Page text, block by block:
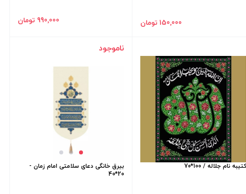
150٬000 تومان 990٬000 تومان
کتیبه نام جلاله / 100*70
ناموجود
بیرق خانگی دعای سلامتی امام زمان -
20*40